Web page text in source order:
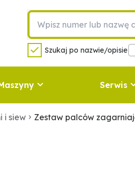
Szukaj po nazwie/opisie
Serwis
i siew Zestaw palców